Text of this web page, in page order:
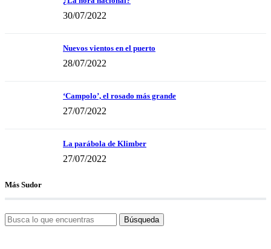
30/07/2022
Nuevos vientos en el puerto
28/07/2022
‘Campolo’, el rosado más grande
27/07/2022
La parábola de Klimber
27/07/2022
Más Sudor
Búsqueda